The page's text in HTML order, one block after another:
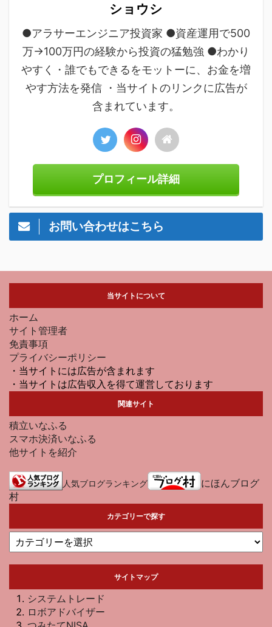
ショウシ
●アラサーエンジニア投資家 ●資産運用で500
万→100万円の経験から投資の猛勉強 ●わかり
やすく・誰でもできるをモットーに、お金を増
やす方法を発信 ・当サイトのリンクに広告が
含まれています。
プロフィール詳細
お問い合わせはこちら
当サイトについて
ホーム
サイト管理者
免責事項
プライバシーポリシー
・当サイトには広告が含まれます
・当サイトは広告収入を得て運営しております
関連サイト
積立いなふる
スマホ決済いなふる
他サイトを紹介
人気ブログランキング
にほんブログ
村
カテゴリーで探す
サイトマップ
システムトレード
ロボアドバイザー